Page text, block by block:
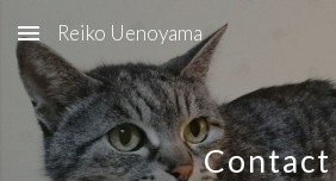
Skip to main content
Reiko Uenoyama
Contact